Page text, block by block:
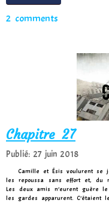
2 comments
Chapitre 27
Publié: 27 juin 2018
Camille et Ésis voulurent
les repoussa sans effort et, du
Les deux amis n’eurent guère
les gardes apparurent.